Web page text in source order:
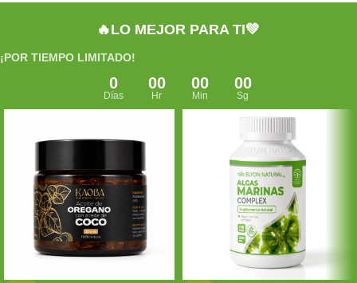
🔥LO MEJOR PARA TI💚
¡POR TIEMPO LIMITADO!
0
Días
00
Hr
00
Min
00
Sg